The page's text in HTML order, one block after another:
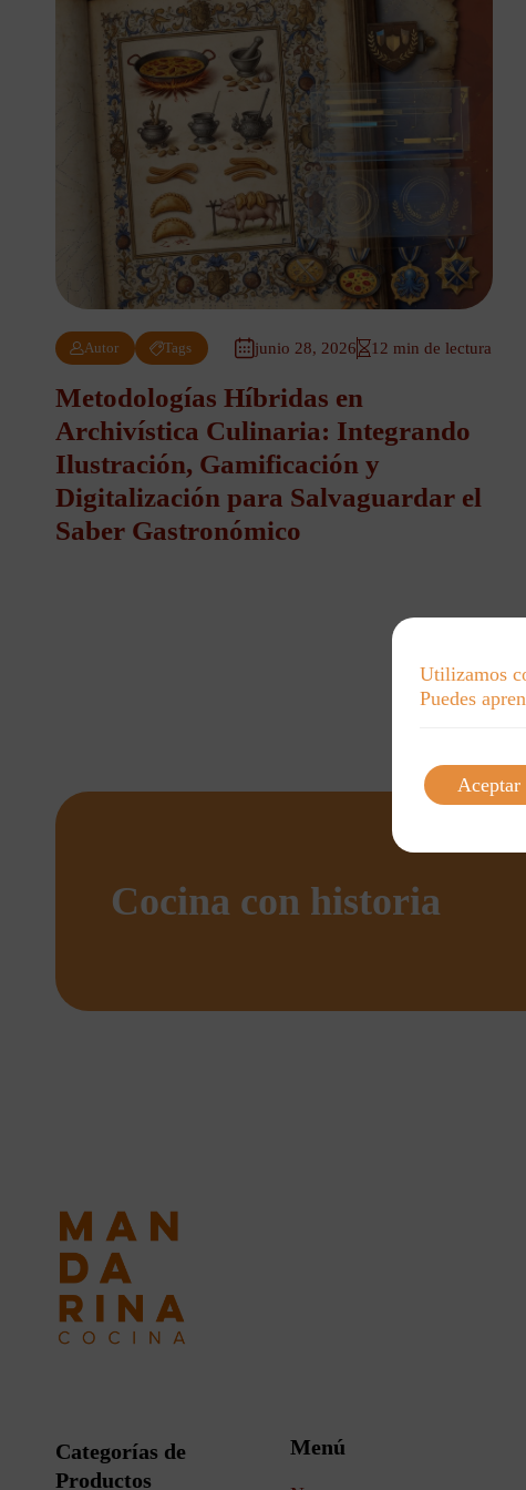
Autor Tags junio 28, 2026 12 min de lectura
Metodologías Híbridas en
Archivística Culinaria: Integrando
Ilustración, Gamificación y
Digitalización para Salvaguardar el
Saber Gastronómico
Cocina con historia
Categorías de
Productos
Menú
Utilizamos
Puedes
Aceptar